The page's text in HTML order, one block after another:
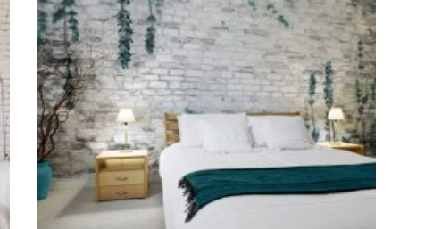
wariantów.
Opcje
wybrać
na
stronie
produktu